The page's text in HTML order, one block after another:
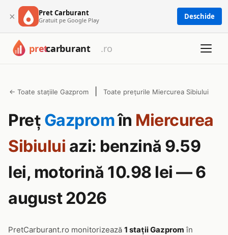
× Pret Carburant
Gratuit pe Google Play Deschide
← Toate stațiile Gazprom Toate prețurile Miercurea Sibiului
Preț Gazpromîn Miercurea
Sibiului azi: benzină 9.59
lei, motorină 10.98 lei — 6
august 2026
PretCarburant.ro monitorizează 1 stații Gazprom în